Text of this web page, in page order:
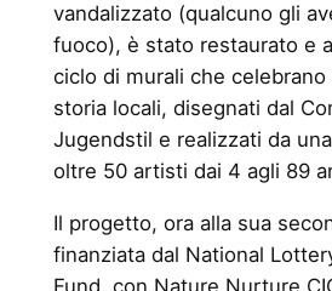
vandalizzato (qualcuno gli
fuoco), è stato restaurato e
ciclo di murali che celebrano
storia locali, disegnati dal
Jugendstil e realizzati da
oltre 50 artisti dai 4 agli 89
Il progetto, ora alla sua
finanziata dal National
Fund, con Nature Nurture